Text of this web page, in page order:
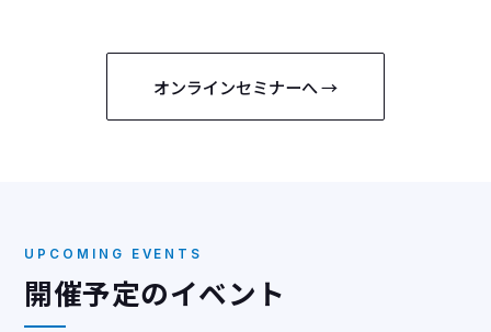
オンラインセミナーへ →
UPCOMING EVENTS
開催予定のイベント